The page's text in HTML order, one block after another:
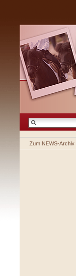
Zum NEWS-Archiv